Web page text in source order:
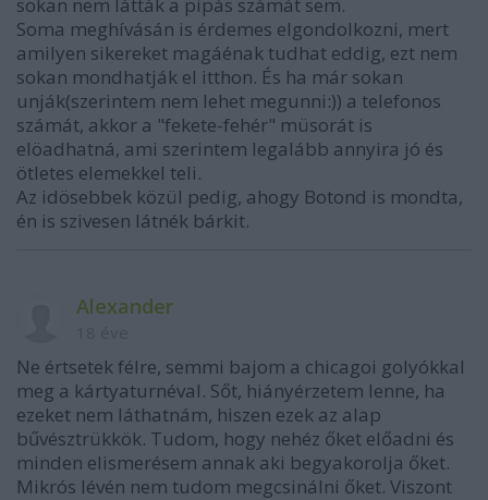
sokan nem látták a pipás számát sem.
Soma meghívásán is érdemes elgondolkozni, mert
amilyen sikereket magáénak tudhat eddig, ezt nem
sokan mondhatják el itthon. És ha már sokan
unják(szerintem nem lehet megunni:)) a telefonos
számát, akkor a "fekete-fehér" müsorát is
elöadhatná, ami szerintem legalább annyira jó és
ötletes elemekkel teli.
Az idösebbek közül pedig, ahogy Botond is mondta,
én is szivesen látnék bárkit.
Alexander
Ne értsetek félre, semmi bajom a chicagoi golyókkal
meg a kártyaturnéval. Sőt, hiányérzetem lenne, ha
ezeket nem láthatnám, hiszen ezek az alap
bűvésztrükkök. Tudom, hogy nehéz őket előadni és
minden elismerésem annak aki begyakorolja őket.
Mikrós lévén nem tudom megcsinálni őket. Viszont